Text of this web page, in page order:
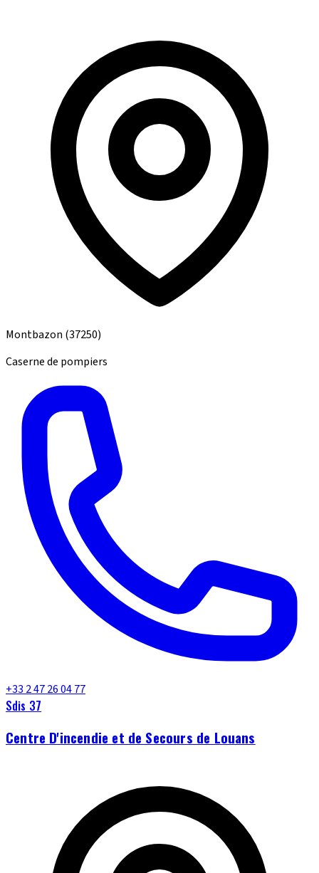
Montbazon (37250)
Caserne de pompiers
+33 2 47 26 04 77
Sdis 37
Centre D'incendie et de Secours de Louans